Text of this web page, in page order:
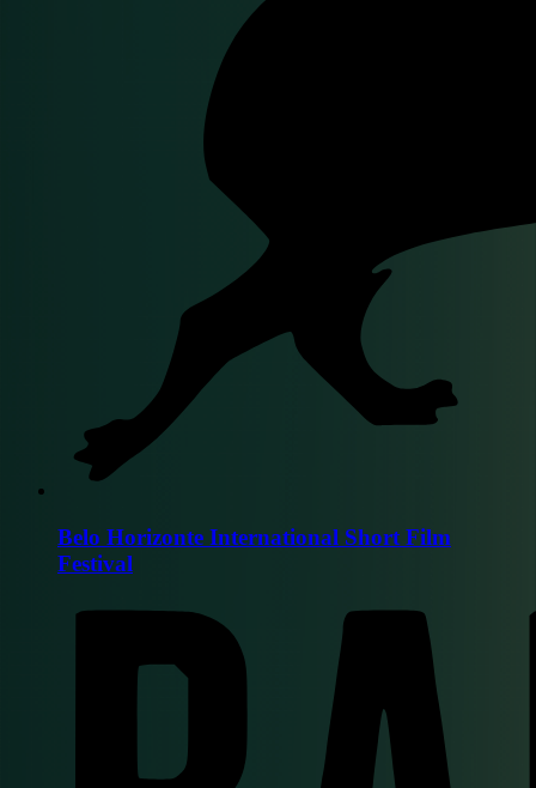
Belo Horizonte International Short Film
Festival